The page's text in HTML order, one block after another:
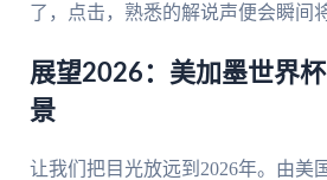
了，点击，熟悉的解说声便会瞬间
展望2026：美加墨世界
景
让我们把目光放远到2026年。由美